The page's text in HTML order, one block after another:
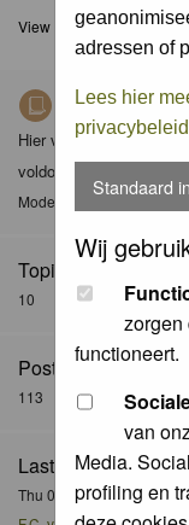
adressen of
Lees hier
privacybeleid
Standaard
Wij
zorgen
functioneert.
van
Media.
profiling en
View unanswered posts
Richtlijnen
Hier vind je de criteria
voldoen en de
Moderator Moderators
Topics:
10
Posts:
113
Last Post:
Thu 08 Dec 2016, 21:51